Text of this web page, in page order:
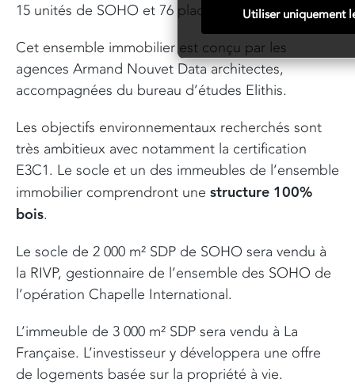
Utiliser uniquement
15 unités de SOHO et 76 places de stationnement.
Cet ensemble immobilier est conçu par les
agences Armand Nouvet Data architectes,
accompagnées du bureau d’études Elithis.
Les objectifs environnementaux recherchés sont
très ambitieux avec notamment la certification
E3C1. Le socle et un des immeubles de l’ensemble
immobilier comprendront une structure 100%
bois.
Le socle de 2 000 m² SDP de SOHO sera vendu à
la RIVP, gestionnaire de l’ensemble des SOHO de
l’opération Chapelle International.
L’immeuble de 3 000 m² SDP sera vendu à La
Française. L’investisseur y développera une offre
de logements basée sur la propriété à vie.